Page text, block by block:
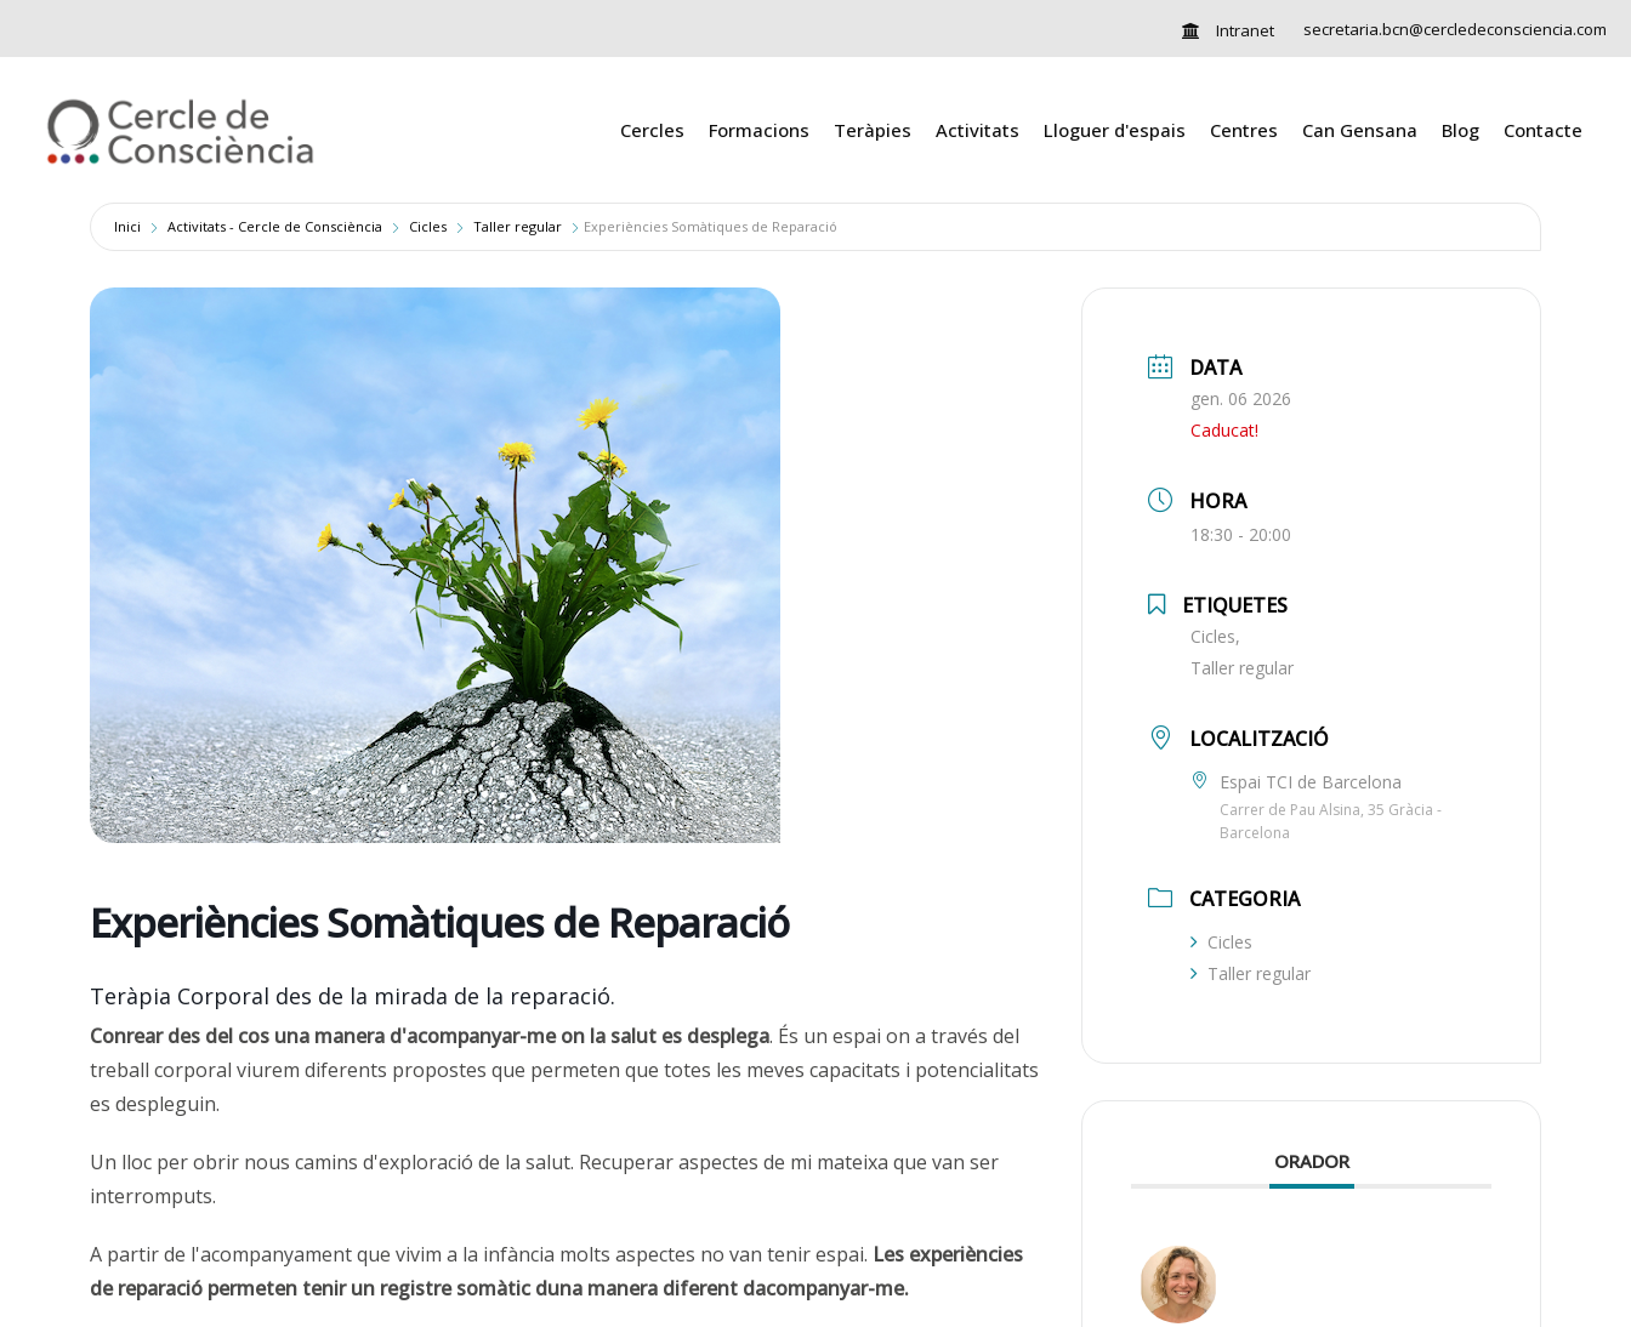
Intranet secretaria.bcn@cercledeconsciencia.com
Cercles Formacions Teràpies Activitats Lloguer d'espais Centres Can Gensana Blog Contacte
Inici Activitats - Cercle de Consciència Cicles Taller regular Experiències Somàtiques de Reparació
Experiències Somàtiques de Reparació
Teràpia Corporal des de la mirada de la reparació.
Conrear des del cos una manera d'acompanyar-me on la salut es desplega. És un espai on a través del
treball corporal viurem diferents propostes que permeten que totes les meves capacitats i potencialitats
es despleguin.
Un lloc per obrir nous camins d'exploració de la salut. Recuperar aspectes de mi mateixa que van ser
interromputs.
A partir de l'acompanyament que vivim a la infància molts aspectes no van tenir espai. Les experiències
de reparació permeten tenir un registre somàtic duna manera diferent dacompanyar-me.
DATA
gen. 06 2026
Caducat!
HORA
18:30 - 20:00
ETIQUETES
Cicles,
Taller regular
LOCALITZACIÓ
Espai TCI de Barcelona
Carrer de Pau Alsina, 35 Gràcia -
Barcelona
CATEGORIA
Cicles
Taller regular
ORADOR